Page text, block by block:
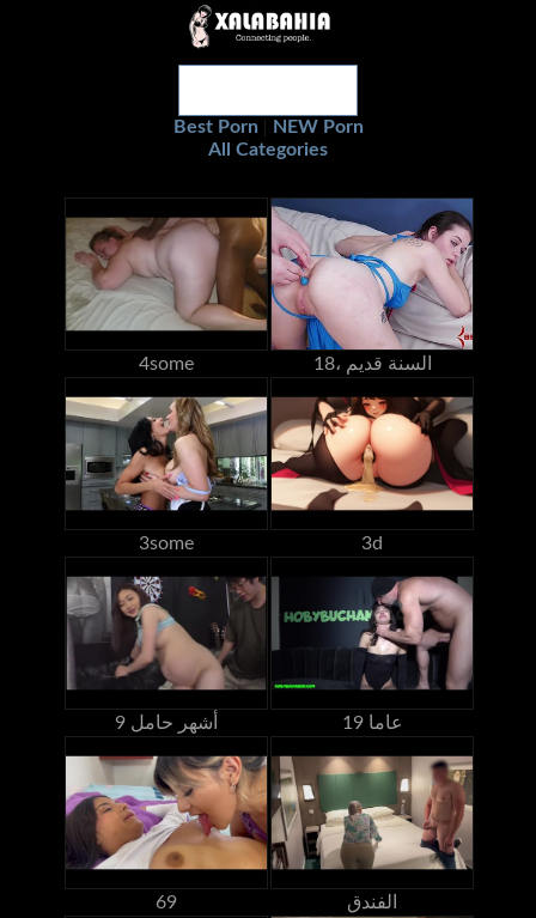
Best Porn
NEW Porn
All Categories
4some 18، السنة قديم
3some 3d
9 أشهر حامل 19 عاما
69 الفندق